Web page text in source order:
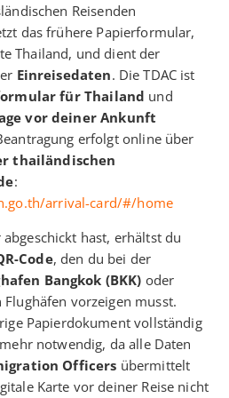
Reisenden
das frühere Papierformular,
Thailand, und dient der
Einreisedaten. Die TDAC ist
für Thailand und
vor deiner Ankunft
erfolgt online über
thailändischen
:
arrival-card/#/home
hast, erhältst du
Code, den du bei der
Bangkok (BKK) oder
vorzeigen musst.
Papierdokument vollständig
notwendig, da alle Daten
Officers übermittelt
Karte vor deiner Reise nicht